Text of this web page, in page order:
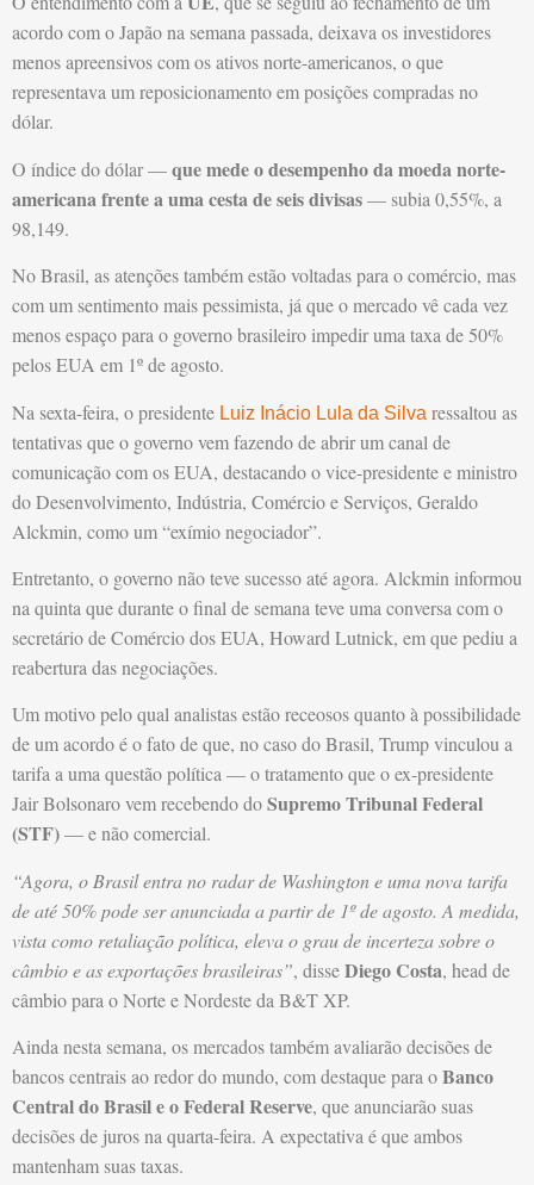
acordo com o Japão na semana passada, deixava os investidores
menos apreensivos com os ativos norte-americanos, o que
representava um reposicionamento em posições compradas no
dólar.
O índice do dólar —que mede o desempenho da moeda norte-
americana frente a uma cesta de seis divisas— subia 0,55%, a
98,149.
No Brasil, as atenções também estão voltadas para o comércio, mas
com um sentimento mais pessimista, já que o mercado vê cada vez
menos espaço para o governo brasileiro impedir uma taxa de 50%
pelos EUA em 1º de agosto.
Na sexta-feira, o presidente Luiz Inácio Lula da Silva ressaltou as
tentativas que o governo vem fazendo de abrir um canal de
comunicação com os EUA, destacando o vice-presidente e ministro
do Desenvolvimento, Indústria, Comércio e Serviços, Geraldo
Alckmin, como um “exímio negociador”.
Entretanto, o governo não teve sucesso até agora. Alckmin informou
na quinta que durante o final de semana teve uma conversa com o
secretário de Comércio dos EUA, Howard Lutnick, em que pediu a
reabertura das negociações.
Um motivo pelo qual analistas estão receosos quanto à possibilidade
de um acordo é o fato de que, no caso do Brasil, Trump vinculou a
tarifa a uma questão política — o tratamento que o ex-presidente
Jair Bolsonaro vem recebendo doSupremo Tribunal Federal
(STF)— e não comercial.
“Agora, o Brasil entra no radar de Washington e uma nova tarifa
de até 50% pode ser anunciada a partir de 1º de agosto. A medida,
vista como retaliação política, eleva o grau de incerteza sobre o
câmbio e as exportações brasileiras”, disseDiego Costa, head de
câmbio para o Norte e Nordeste da B&T XP.
Ainda nesta semana, os mercados também avaliarão decisões de
bancos centrais ao redor do mundo, com destaque para oBanco
Central do Brasil e o Federal Reserve, que anunciarão suas
decisões de juros na quarta-feira. A expectativa é que ambos
mantenham suas taxas.